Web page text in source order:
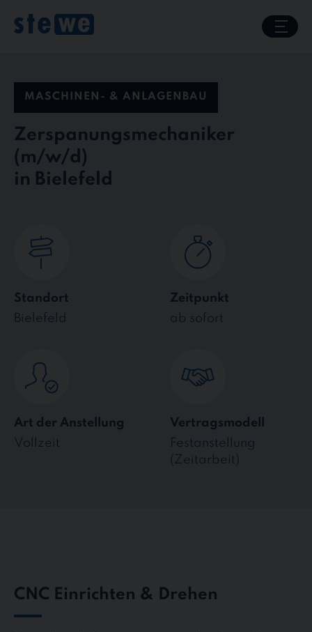
content
MASCHINEN- & ANLAGENBAU
Zerspanungsmechaniker
in Bielefeld
Standort
Bielefeld
Zeitpunkt
ab sofort
Art der Anstellung
Vollzeit
Vertragsmodell
Festanstellung
(Zeitarbeit)
CNC Einrichten & Drehen